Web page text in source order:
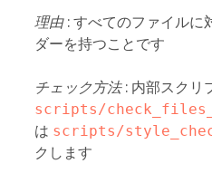
理由: すべてのファイルに
ダーを持つことです
チェック方法: 内部スクリ
scripts/
は scripts/
クします